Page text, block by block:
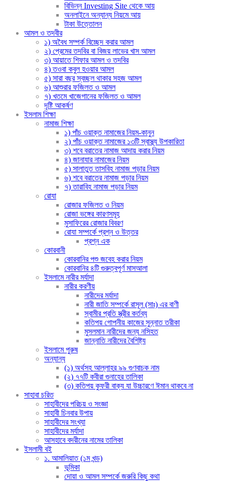
বিভিন্ন Investing Site থেকে আয়
অনলাইনে অন্যান্য নিয়মে আয়
টাকা উত্তোলন
আমল ও তদবীর
১) অবৈধ সম্পর্ক বিচ্ছেদ করার আমল
২) প্রেমের তদবির বা বিজয় লাভের খাস আমল
৩) আয়াতে শিফার আমল ও তদবির
৪) তওবা কবুল হওয়ার আমল
৫) সারা বছর স্বচ্ছল থাকার সহজ আমল
৬) আশুরার ফজিলত ও আমল
৭) খতমে খাজেগানের ফজিলত ও আমল
দৃষ্টি আকর্ষণ
ইসলাম শিক্ষা
নামাজ শিক্ষা
১) পাঁচ ওয়াক্ত নামাজের নিয়ম-কানুন
২) পাঁচ ওয়াক্ত নামাজের ১৩টি স্বাস্থ্য উপকারিতা
৩) শবে বরাতের নামাজ আদায় করার নিয়ম
৪) জানাযার নামাজের নিয়ম
৫) সালাতুত তাসবিহ নামাজ পড়ার নিয়ম
৬) শবে বরাতের নামাজ পড়ার নিয়ম
৭) তারাবিহ নামাজ পড়ার নিয়ম
রোযা
রোজার ফজিলত ও নিয়ম
রোজা ভঙ্গের কারণসমূহ
মুসাফিরের রোজার বিবরণ
রোযা সম্পর্কে প্রশ্ন ও উত্তর
প্রশ্ন এক
কোরবানী
কোরবানির পশু জবেহ করার নিয়ম
কোরবানির ৪টি গুরুত্বপূর্ণ মাসআলা
ইসলামে নারীর মর্যাদা
নারীর করণীয়
নারীদের মর্যাদা
নারী জাতি সম্পর্কে রাসূল (সাঃ) এর বাণী
স্বামীর প্রতি স্ত্রীর কর্তব্য
কতিপয় গোপনীয় কাজের সুন্নাত তরীকা
মুসলমান নারীদের জন্য নসিহত
জান্নাতি নারীদের বৈশিষ্ট্য
ইসলামে পুরুষ
অন্যান্য
(১) অর্থসহ আল্লাহর ৯৯ গুণবাচক নাম
(২) ৭৭টি কবীরা গুনাহের তালিকা
(৩) কতিপয় কুফরী বাক্য যা উচ্চারণে ঈমান থাকবে না
সাহাবা চরিত
সাহাবীদের পরিচয় ও সংজ্ঞা
সাহাবী চিনবার উপায়
সাহাবীদের সংখ্যা
সাহাবীদের মর্যাদা
আসহাবে বদরীনের নামের তালিকা
ইসলামী বই
১. আমালিয়াত (১ম খন্ড)
ভূমিকা
দোয়া ও আমল সম্পর্কে জরুরি কিছু কথা